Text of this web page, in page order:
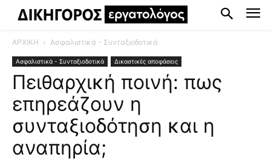
ΑΡΧΙΚΗ Ασφαλιστικά - Συνταξιοδοτικά
Ασφαλιστικά - Συνταξιοδοτικά Δικαστικές αποφάσεις
Πειθαρχική ποινή: πως
επηρεάζουν η
συνταξιοδότηση και η
αναπηρία;